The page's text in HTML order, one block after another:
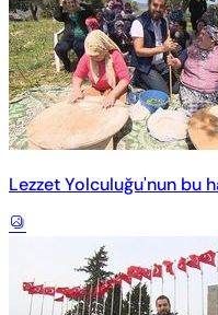
Lezzet Yolculuğu'nun bu